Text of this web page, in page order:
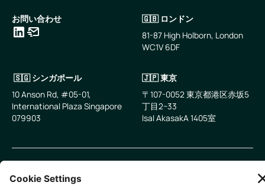
お問い合わせ
🇬🇧 ロンドン
81-87 High Holborn, London
WC1V 6DF
🇸🇬 シンガポール
10 Anson Rd, #05-01,
International Plaza Singapore
079903
🇯🇵 東京
〒107-0052 東京都港区赤坂5
丁目2−33
IsaI AkasakA 1405室
無断複写・転載を禁じます。
プライバシーポリシー